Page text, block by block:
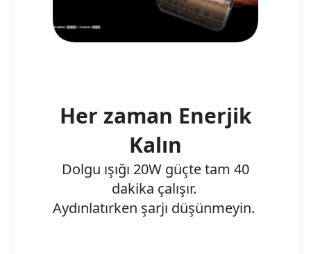
Her zaman Enerjik
Kalın
Dolgu ışığı 20W güçte tam 40
dakika çalışır.
Aydınlatırken şarjı düşünmeyin.